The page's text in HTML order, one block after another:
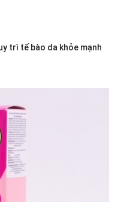
trì tế bào da khỏe mạnh